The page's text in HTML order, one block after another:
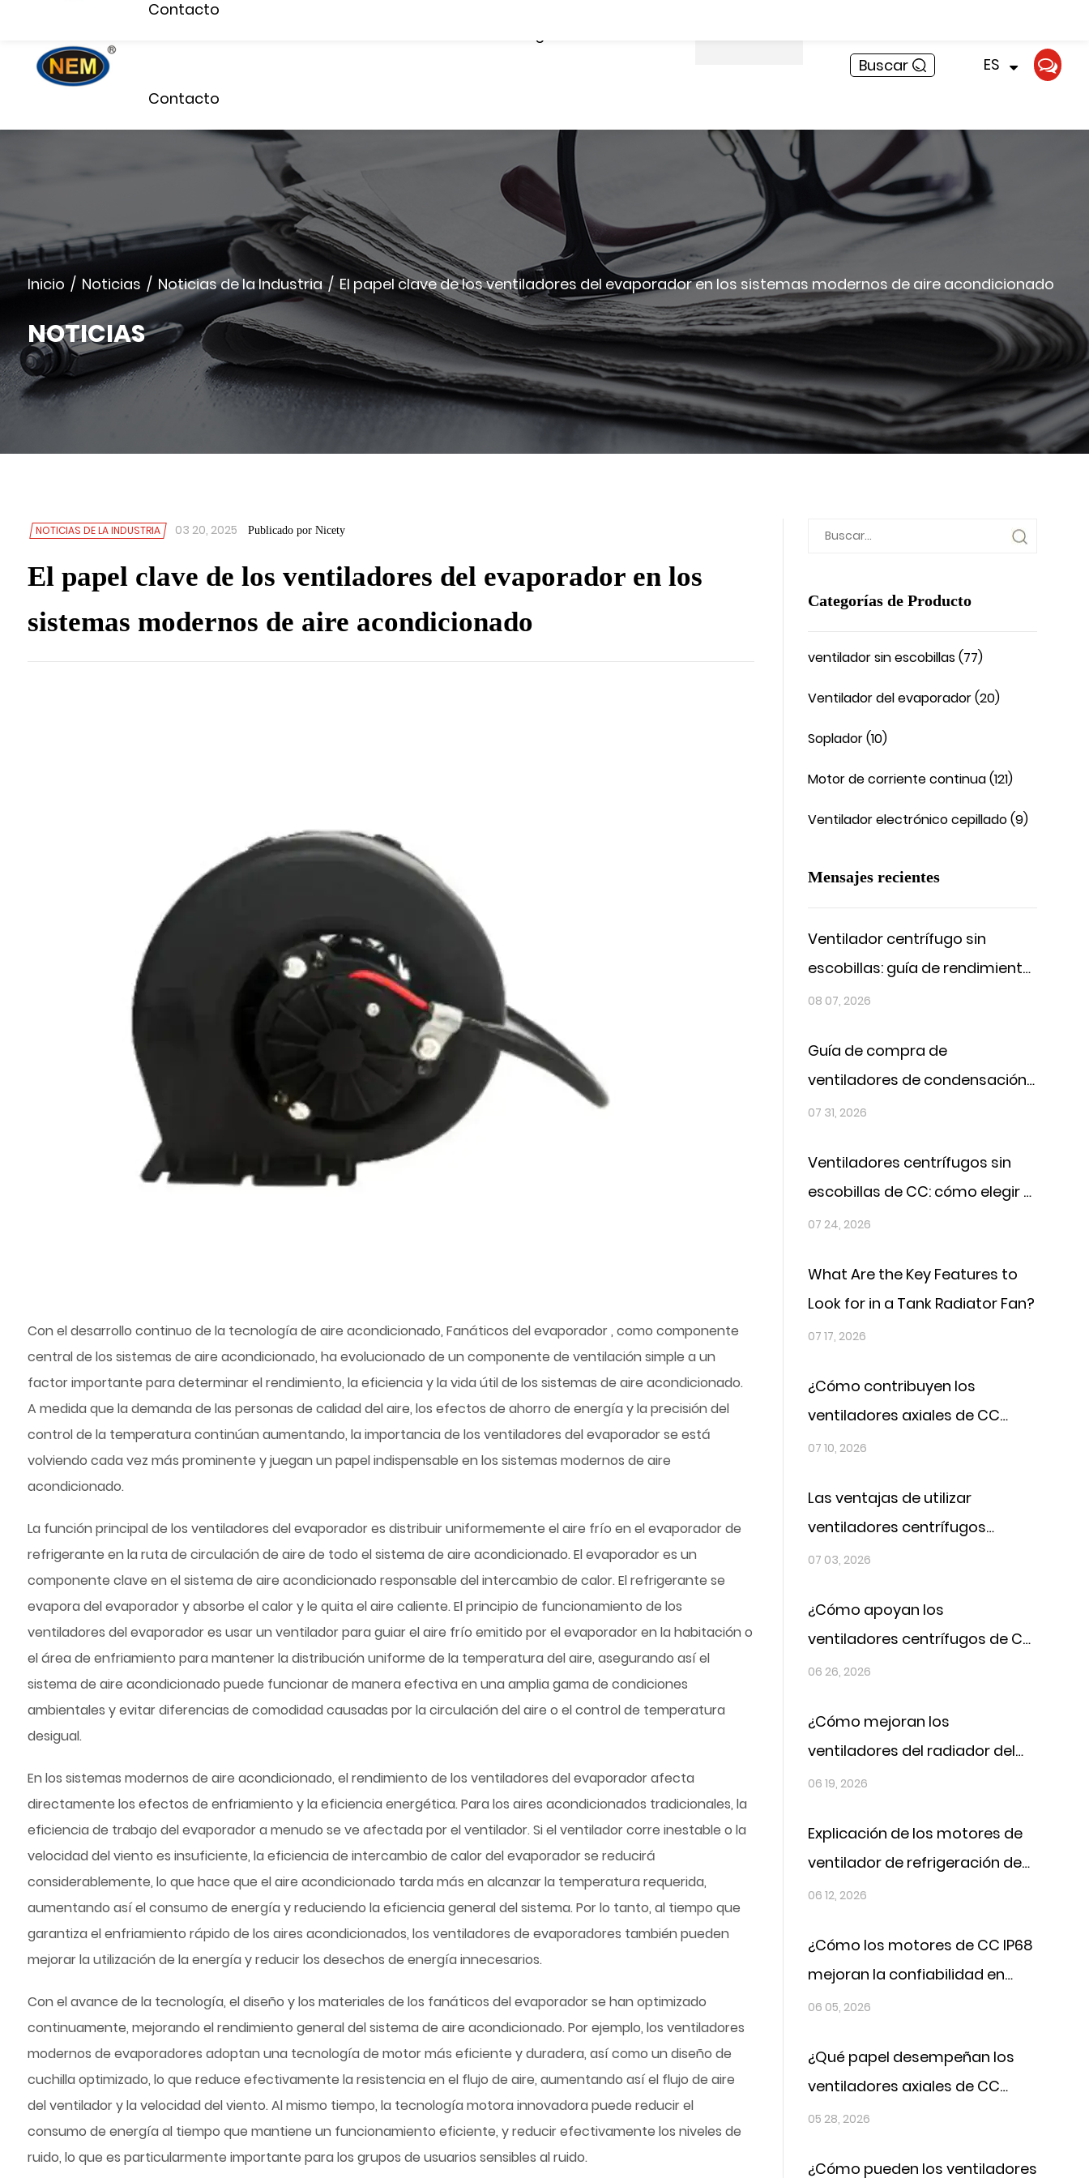
Contacto
Buscar ES
Contacto
Inicio / Noticias / Noticias de la Industria/El papel clave de los ventiladores del evaporador en los sistemas modernos de aire acondicionado
NOTICIAS
Categorías de Producto
ventilador sin escobillas (77)
Ventilador del evaporador (20)
Soplador (10)
Motor de corriente continua (121)
Ventilador electrónico cepillado (9)
Mensajes recientes
Ventilador centrífugo sin
escobillas: guía de rendimiento
y ajuste
08 07, 2026
Guía de compra de
ventiladores de condensación
para sistemas de refrigeración
07 31, 2026
Ventiladores centrífugos sin
escobillas de CC: cómo elegir el
ajuste adecuado
07 24, 2026
What Are the Key Features to
Look for in a Tank Radiator Fan?
07 17, 2026
¿Cómo contribuyen los
ventiladores axiales de CC
para automóviles a reducir el
07 10, 2026
Las ventajas de utilizar
ventiladores centrífugos
basculantes hacia atrás EC en
07 03, 2026
¿Cómo apoyan los
ventiladores centrífugos de CC
para automóviles los sistemas
vehículos eléctricos?
06 26, 2026
¿Cómo mejoran los
ventiladores del radiador del
tanque la eficiencia de
06 19, 2026
Explicación de los motores de
ventilador de refrigeración de
CC: estructura, función y
06 12, 2026
¿Cómo los motores de CC IP68
mejoran la confiabilidad en
aplicaciones resistentes al
06 05, 2026
¿Qué papel desempeñan los
ventiladores axiales de CC
para automóviles en la
sobrecalentamiento de los
05 28, 2026
¿Cómo pueden los ventiladores
NOTICIAS DE LA INDUSTRIA 03 20, 2025 Publicado por Nicety
El papel clave de los ventiladores del evaporador en los
sistemas modernos de aire acondicionado
Con el desarrollo continuo de la tecnología de aire acondicionado, Fanáticos del evaporador, como componente
central de los sistemas de aire acondicionado, ha evolucionado de un componente de ventilación simple a un
factor importante para determinar el rendimiento, la eficiencia y la vida útil de los sistemas de aire acondicionado.
A medida que la demanda de las personas de calidad del aire, los efectos de ahorro de energía y la precisión del
control de la temperatura continúan aumentando, la importancia de los ventiladores del evaporador se está
volviendo cada vez más prominente y juegan un papel indispensable en los sistemas modernos de aire
acondicionado.
La función principal de los ventiladores del evaporador es distribuir uniformemente el aire frío en el evaporador de
refrigerante en la ruta de circulación de aire de todo el sistema de aire acondicionado. El evaporador es un
componente clave en el sistema de aire acondicionado responsable del intercambio de calor. El refrigerante se
evapora del evaporador y absorbe el calor y le quita el aire caliente. El principio de funcionamiento de los
ventiladores del evaporador es usar un ventilador para guiar el aire frío emitido por el evaporador en la habitación o
el área de enfriamiento para mantener la distribución uniforme de la temperatura del aire, asegurando así el
sistema de aire acondicionado puede funcionar de manera efectiva en una amplia gama de condiciones
ambientales y evitar diferencias de comodidad causadas por la circulación del aire o el control de temperatura
desigual.
En los sistemas modernos de aire acondicionado, el rendimiento de los ventiladores del evaporador afecta
directamente los efectos de enfriamiento y la eficiencia energética. Para los aires acondicionados tradicionales, la
eficiencia de trabajo del evaporador a menudo se ve afectada por el ventilador. Si el ventilador corre inestable o la
velocidad del viento es insuficiente, la eficiencia de intercambio de calor del evaporador se reducirá
considerablemente, lo que hace que el aire acondicionado tarda más en alcanzar la temperatura requerida,
aumentando así el consumo de energía y reduciendo la eficiencia general del sistema. Por lo tanto, al tiempo que
garantiza el enfriamiento rápido de los aires acondicionados, los ventiladores de evaporadores también pueden
mejorar la utilización de la energía y reducir los desechos de energía innecesarios.
Con el avance de la tecnología, el diseño y los materiales de los fanáticos del evaporador se han optimizado
continuamente, mejorando el rendimiento general del sistema de aire acondicionado. Por ejemplo, los ventiladores
modernos de evaporadores adoptan una tecnología de motor más eficiente y duradera, así como un diseño de
cuchilla optimizado, lo que reduce efectivamente la resistencia en el flujo de aire, aumentando así el flujo de aire
del ventilador y la velocidad del viento. Al mismo tiempo, la tecnología motora innovadora puede reducir el
consumo de energía al tiempo que mantiene un funcionamiento eficiente, y reducir efectivamente los niveles de
ruido, lo que es particularmente importante para los grupos de usuarios sensibles al ruido.